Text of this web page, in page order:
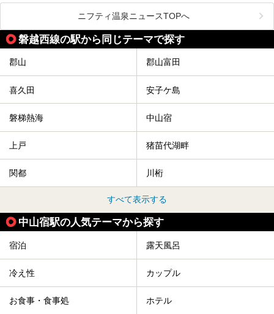
スーパー銭湯など、多種多様な温浴施設が割拠する福島県。
今回は、そんな福島県にある温浴施設のなかから、筆者が
「一度訪ねてみたい」と気になっている魅力的な施設を5件
ピックアップして紹介します。
※2021/07/21時点の情報です。
ニフティ温泉ニュースTOPへ
磐越西線の駅から同じテーマで探す
郡山 郡山富田
喜久田 安子ケ島
磐梯熱海 中山宿
上戸 猪苗代湖畔
関都 川桁
すべて表示する
中山宿駅の人気テーマから探す
宿泊 露天風呂
冷え性 カップル
お食事・食事処 ホテル